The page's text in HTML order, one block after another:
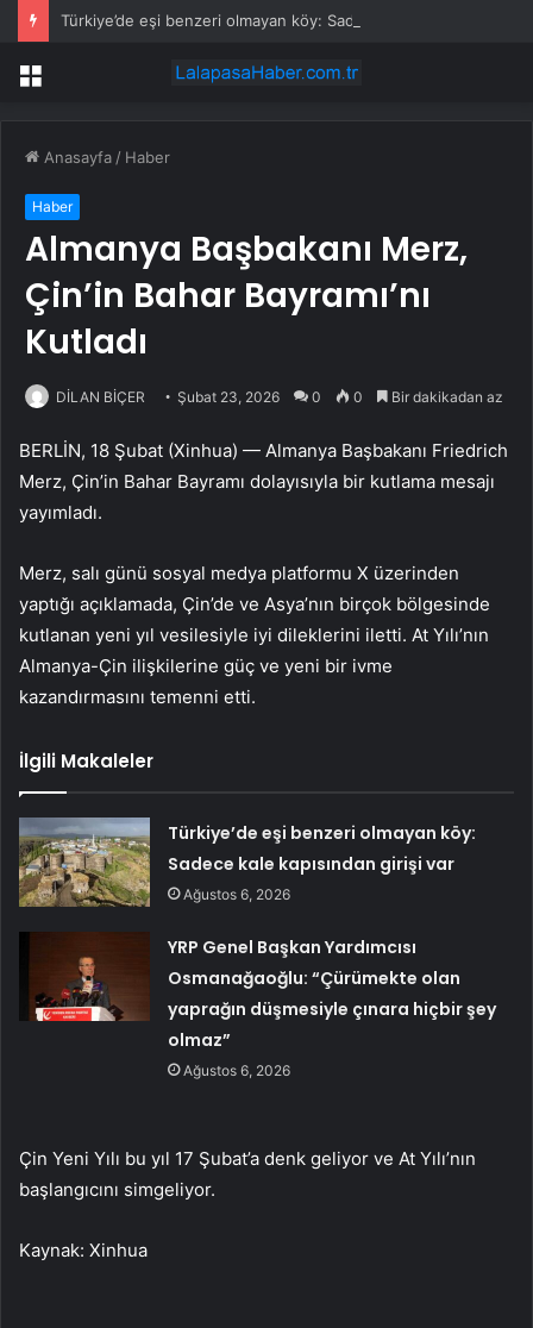
Menü
Anasayfa / Haber
Haber
Almanya Başbakanı Merz,
Çin’in Bahar Bayramı’nı
Kutladı
DİLAN BİÇER Şubat 23, 2026 0 0 Bir dakikadan az
BERLİN, 18 Şubat (Xinhua) — Almanya Başbakanı Friedrich
Merz, Çin’in Bahar Bayramı dolayısıyla bir kutlama mesajı
yayımladı.
Merz, salı günü sosyal medya platformu X üzerinden
yaptığı açıklamada, Çin’de ve Asya’nın birçok bölgesinde
kutlanan yeni yıl vesilesiyle iyi dileklerini iletti. At Yılı’nın
Almanya-Çin ilişkilerine güç ve yeni bir ivme
kazandırmasını temenni etti.
İlgili Makaleler
Türkiye’de eşi benzeri olmayan köy:
Sadece kale kapısından girişi var
Ağustos 6, 2026
YRP Genel Başkan Yardımcısı
Osmanağaoğlu: “Çürümekte olan
yaprağın düşmesiyle çınara hiçbir şey
olmaz”
Ağustos 6, 2026
Çin Yeni Yılı bu yıl 17 Şubat’a denk geliyor ve At Yılı’nın
başlangıcını simgeliyor.
Kaynak: Xinhua